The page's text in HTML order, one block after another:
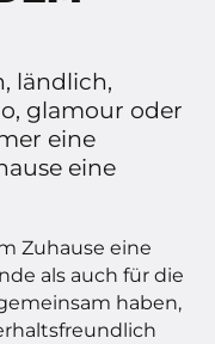
ländlich,
glamour oder
eine
eine
Zuhause eine
als auch für die
haben,